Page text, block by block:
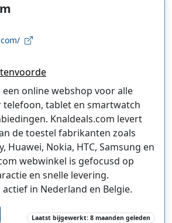
een online webshop voor alle
telefoon, tablet en smartwatch
Knaldeals.com levert
de toestel fabrikanten zoals
Huawei, Nokia, HTC, Samsung en
webwinkel is gefocusd op
en snelle levering.
actief in Nederland en Belgie.
Laatst bijgewerkt: 8 maanden geleden